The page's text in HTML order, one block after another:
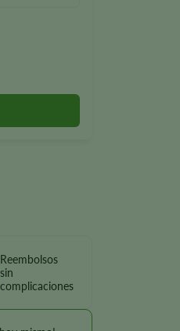
Reembolsos
sin
complicaciones